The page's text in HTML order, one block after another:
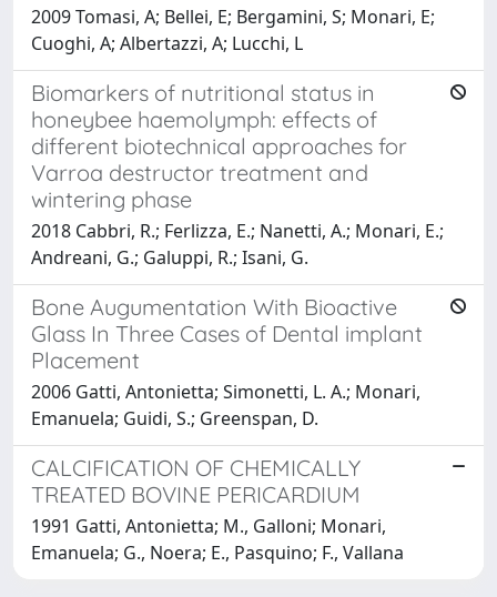
2009 Tomasi, A; Bellei, E; Bergamini, S; Monari, E;
Cuoghi, A; Albertazzi, A; Lucchi, L
Biomarkers of nutritional status in
honeybee haemolymph: effects of
different biotechnical approaches for
Varroa destructor treatment and
wintering phase
2018 Cabbri, R.; Ferlizza, E.; Nanetti, A.; Monari, E.;
Andreani, G.; Galuppi, R.; Isani, G.
Bone Augumentation With Bioactive
Glass In Three Cases of Dental implant
Placement
2006 Gatti, Antonietta; Simonetti, L. A.; Monari,
Emanuela; Guidi, S.; Greenspan, D.
CALCIFICATION OF CHEMICALLY
TREATED BOVINE PERICARDIUM
1991 Gatti, Antonietta; M., Galloni; Monari,
Emanuela; G., Noera; E., Pasquino; F., Vallana